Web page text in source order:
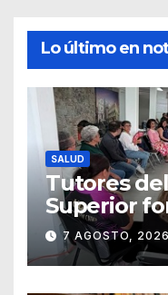
Lo último en
SALUD
Tutores
Superior
estrategias
el noviazgo
7 AGOSTO, 2026